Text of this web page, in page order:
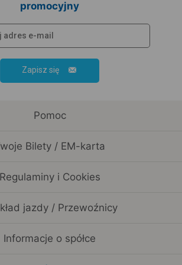
promocyjny
Zapisz się
Pomoc
Bilety / EM-karta
Regulaminy i Cookies
jazdy / Przewoźnicy
Informacje o spółce